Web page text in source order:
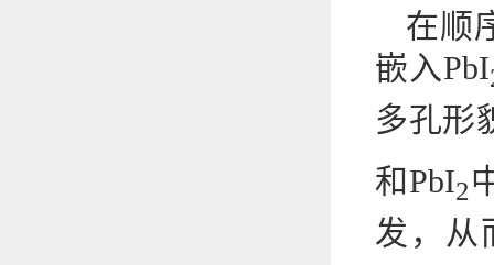
在顺
嵌入PbI
多孔形
和PbI2
发，从